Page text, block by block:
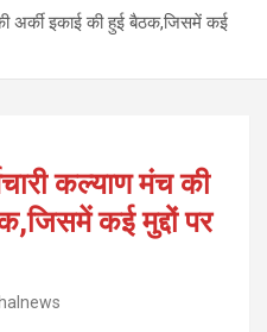
अर्की इकाई की हुई बैठक,जिसमें कई
कल्याण मंच की
कई मुद्दों पर